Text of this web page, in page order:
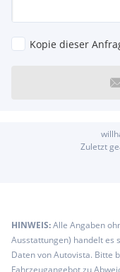
Kopie dieser
Zuletzt
HINWEIS:Alle Angaben
Ausstattungen) handelt es
Daten von Autovista. Bitte
Fahrzeugangebot zu